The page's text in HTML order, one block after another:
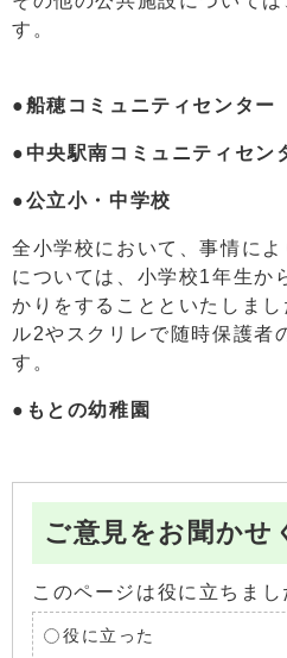
す。
●船穂コミュニティセンター
●中央駅南コミュニティセン
●公立小・中学校
全小学校において、事情に
については、小学校1年生か
かりをすることといたしま
ル2やスクリレで随時保護者
す。
●もとの幼稚園
ご意見をお聞かせ
このページは役に立ちまし
役に立った